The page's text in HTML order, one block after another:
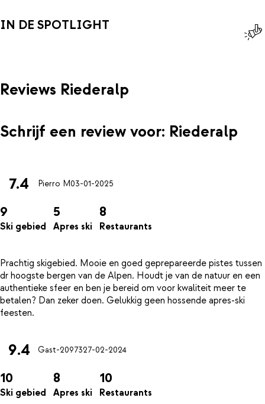
IN DE SPOTLIGHT
Reviews Riederalp
Schrijf een review voor: Riederalp
7.4 Pierro M03-01-2025
9
Ski gebied
5
Apres ski
8
Restaurants
Prachtig skigebied. Mooie en goed geprepareerde pistes tussen
dr hoogste bergen van de Alpen. Houdt je van de natuur en een
authentieke sfeer en ben je bereid om voor kwaliteit meer te
betalen? Dan zeker doen. Gelukkig geen hossende apres-ski
9.4 Gast-2097327-02-2024
10
Ski gebied
8
Apres ski
10
Restaurants